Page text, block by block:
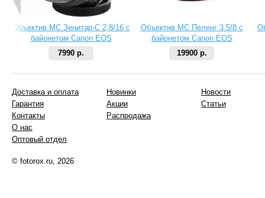
Объектив МС Зенитар-C 2,8/16 с
байонетом Canon EOS
7990 р.
Объектив МС Пеленг 3.5/8 с
байонетом Canon EOS
19900 р.
Доставка и оплата
Гарантия
Контакты
О нас
Оптовый отдел
Новинки
Акции
Распродажа
Новости
Статьи
© fotorox.ru, 2026